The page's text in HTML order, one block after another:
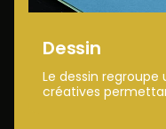
Dessin
Le dessin
créatives